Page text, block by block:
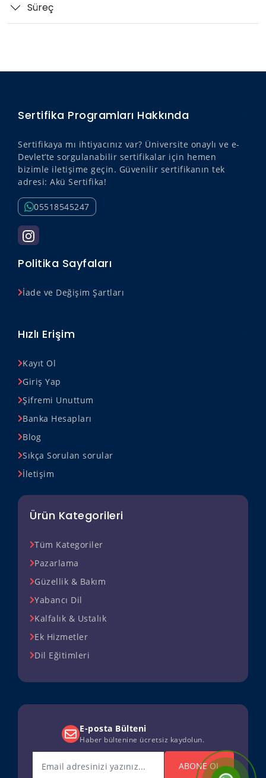
Süreç
Sertifika Programları Hakkında
Sertifikaya mı ihtiyacınız var? Üniversite onaylı ve e-
Devlet’te sorgulanabilir sertifikalar için hemen
bizimle iletişime geçin. Güvenilir sertifikanın tek
adresi: Akü Sertifika!
05518545247
Politika Sayfaları
İade ve Değişim Şartları
Hızlı Erişim
Kayıt Ol
Giriş Yap
Şifremi Unuttum
Banka Hesapları
Blog
Sıkça Sorulan sorular
İletişim
Ürün Kategorileri
Tüm Kategoriler
Pazarlama
Güzellik & Bakım
Yabancı Dil
Kalfalık & Ustalık
Ek Hizmetler
Dil Eğitimleri
E-posta Bülteni
Haber bültenine ücretsiz kaydolun.
ABONE OL